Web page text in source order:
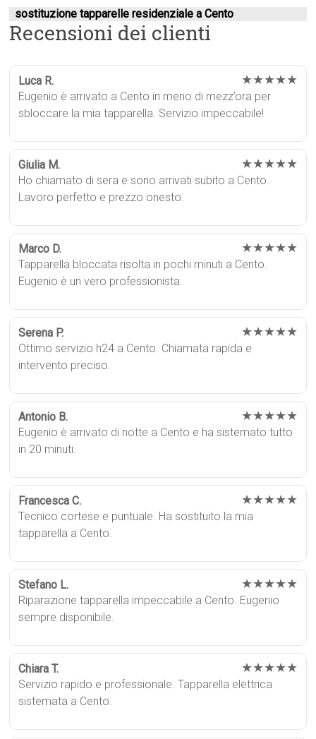
sostituzione tapparelle residenziale a Cento
Recensioni dei clienti
Luca R. ★★★★★
Eugenio è arrivato a Cento in meno di mezz’ora per
sbloccare la mia tapparella. Servizio impeccabile!
Giulia M. ★★★★★
Ho chiamato di sera e sono arrivati subito a Cento.
Lavoro perfetto e prezzo onesto.
Marco D. ★★★★★
Tapparella bloccata risolta in pochi minuti a Cento.
Eugenio è un vero professionista.
Serena P. ★★★★★
Ottimo servizio h24 a Cento. Chiamata rapida e
intervento preciso.
Antonio B. ★★★★★
Eugenio è arrivato di notte a Cento e ha sistemato tutto
in 20 minuti.
Francesca C. ★★★★★
Tecnico cortese e puntuale. Ha sostituito la mia
tapparella a Cento.
Stefano L. ★★★★★
Riparazione tapparella impeccabile a Cento. Eugenio
sempre disponibile.
Chiara T. ★★★★★
Servizio rapido e professionale. Tapparella elettrica
sistemata a Cento.